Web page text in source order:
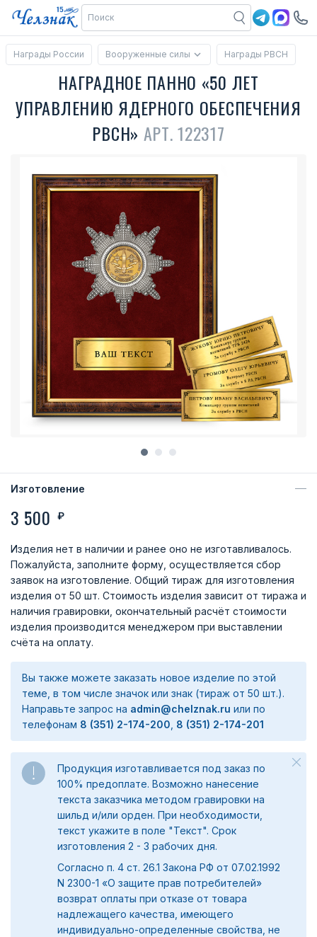
Награды России Вооруженные силы Награды РВСН
НАГРАДНОЕ ПАННО «50 ЛЕТ
УПРАВЛЕНИЮ ЯДЕРНОГО ОБЕСПЕЧЕНИЯ
РВСН» АРТ. 122317
Изготовление
3 500 ₽
Изделия нет в наличии и ранее оно не изготавливалось.
Пожалуйста, заполните форму, осуществляется сбор
заявок на изготовление. Общий тираж для изготовления
изделия от 50 шт. Стоимость изделия зависит от тиража и
наличия гравировки, окончательный расчёт стоимости
изделия производится менеджером при выставлении
счёта на оплату.
Вы также можете заказать новое изделие по этой
теме, в том числе значок или знак (тираж от 50 шт.).
Направьте запрос на admin@chelznak.ru или по
телефонам 8 (351) 2-174-200 8 (351) 2-174-201
Продукция изготавливается под заказ по
100% предоплате. Возможно нанесение
текста заказчика методом гравировки на
шильд и/или орден. При необходимости,
текст укажите в поле "Текст". Срок
изготовления 2 - 3 рабочих дня.
Согласно п. 4 ст. 26.1 Закона РФ от 07.02.1992
N 2300-1 «О защите прав потребителей»
возврат оплаты при отказе от товара
надлежащего качества, имеющего
индивидуально-определенные свойства, не